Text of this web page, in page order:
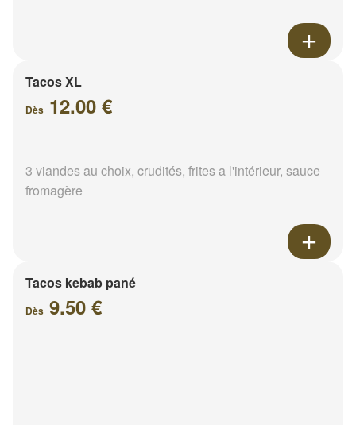
Tacos XL
Dès 12.00 €
3 viandes au choix, crudités, frites a l'intérieur, sauce
fromagère
Tacos kebab pané
Dès 9.50 €